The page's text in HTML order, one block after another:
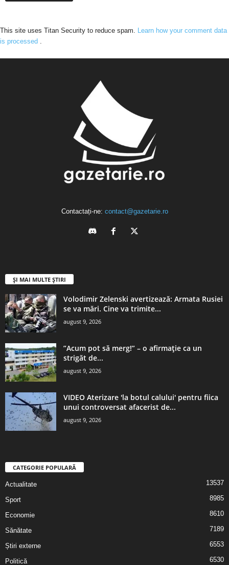
This site uses Titan Security to reduce spam. Learn how your comment data
is processed .
Contactați-ne: contact@gazetarie.ro
ȘI MAI MULTE ȘTIRI
Volodimir Zelenski avertizează: Armata Rusiei
se va mări. Cine va trimite...
august 9, 2026
”Acum pot să merg!” – o afirmație ca un
strigăt de...
august 9, 2026
VIDEO Aterizare 'la botul calului' pentru fiica
unui controversat afacerist de...
august 9, 2026
CATEGORIE POPULARĂ
Actualitate 13537
Sport 8985
Economie 8610
Sănătate 7189
Știri externe 6553
Politică 6530